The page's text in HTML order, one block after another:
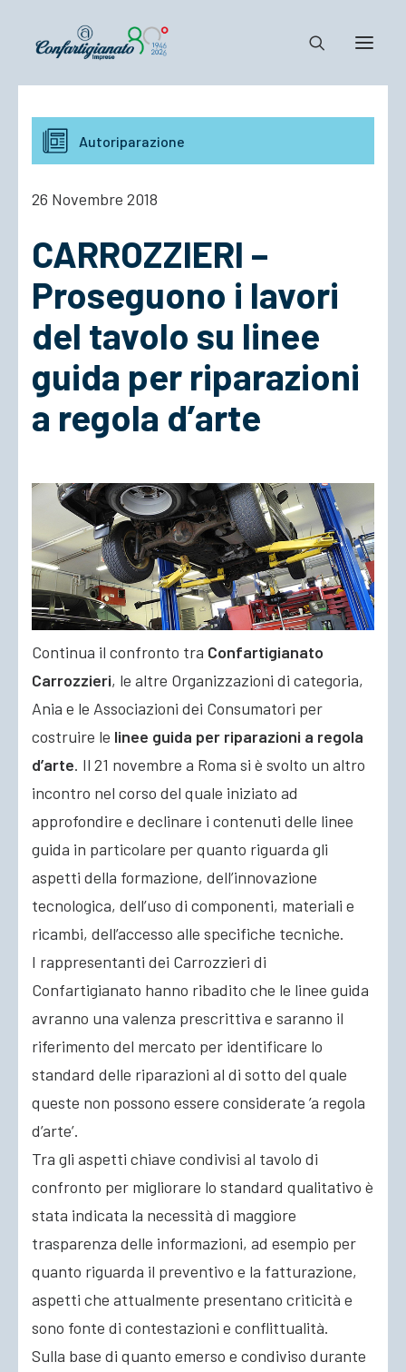
Notizie e Documenti
Confartigianato
Cosa Facciamo
Autoriparazione
26 Novembre 2018
CARROZZIERI –
Proseguono i lavori
del tavolo su linee
guida per riparazioni
a regola d’arte
Continua il confronto tra Confartigianato
Carrozzieri, le altre Organizzazioni di categoria,
Ania e le Associazioni dei Consumatori per
costruire le linee guida per riparazioni a regola
d’arte. Il 21 novembre a Roma si è svolto un altro
incontro nel corso del quale iniziato ad
approfondire e declinare i contenuti delle linee
guida in particolare per quanto riguarda gli
aspetti della formazione, dell’innovazione
tecnologica, dell’uso di componenti, materiali e
ricambi, dell’accesso alle specifiche tecniche.
I rappresentanti dei Carrozzieri di
Confartigianato hanno ribadito che le linee guida
avranno una valenza prescrittiva e saranno il
riferimento del mercato per identificare lo
standard delle riparazioni al di sotto del quale
queste non possono essere considerate ’a regola
d’arte’.
Tra gli aspetti chiave condivisi al tavolo di
confronto per migliorare lo standard qualitativo è
stata indicata la necessità di maggiore
trasparenza delle informazioni, ad esempio per
quanto riguarda il preventivo e la fatturazione,
aspetti che attualmente presentano criticità e
sono fonte di contestazioni e conflittualità.
Sulla base di quanto emerso e condiviso durante